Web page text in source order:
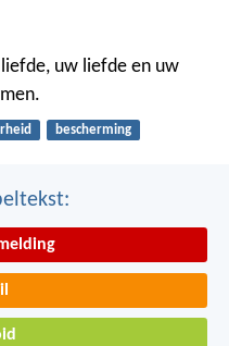
uw liefde en uw
bescherming